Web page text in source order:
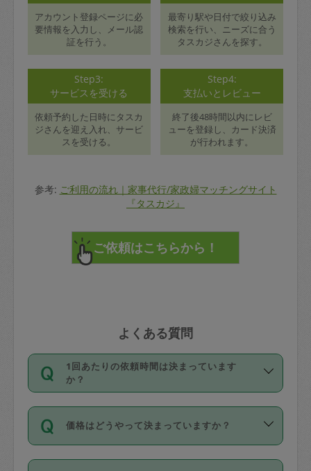
アカウント登録ページに必
要情報を入力し、メール認
証を行う。
最寄り駅や日付で絞り込み
検索を行い、ニーズに合う
タスカジさんを探す。
Step3:
サービスを受ける
依頼予約した日時にタスカ
ジさんを迎え入れ、サービ
スを受ける。
Step4:
支払いとレビュー
終了後48時間以内にレビ
ューを登録し、カード決済
が行われます。
参考: ご利用の流れ｜家事代行/家政婦マッチングサイト
『タスカジ』
よくある質問
1回あたりの依頼時間は決まっています
か？
依頼1回につき3時間固定です。3時間を
超えて依頼したい場合は、延長機能をご
利用ください。機能をご利用いただくに
価格はどうやって決まっていますか？
11種類の価格帯の中からタスカジさん自